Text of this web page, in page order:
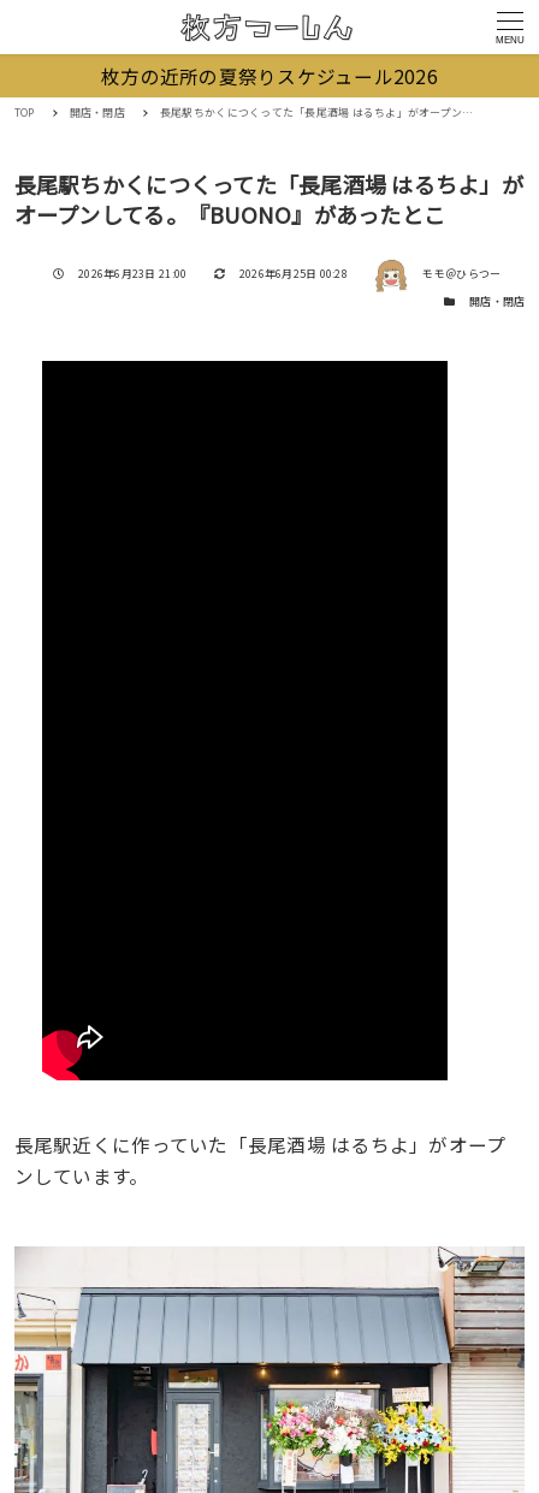
MENU
枚方の近所の夏祭りスケジュール2026
TOP 開店・閉店 長尾駅ちかくにつくってた「長尾酒場 はるちよ」がオープンしてる。『BUONO』があったとこ
長尾駅ちかくにつくってた「長尾酒場 はるちよ」が
オープンしてる。『BUONO』があったとこ
投稿日
2026年6月23日 21:00 更新日
2026年6月25日 00:28 著者
モモ＠ひらつー
カテゴリー開店・閉店
長尾駅近くに作っていた「長尾酒場 はるちよ」がオープ
ンしています。